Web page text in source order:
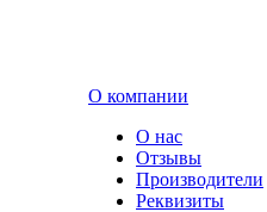
О компании
О нас
Отзывы
Производители
Реквизиты